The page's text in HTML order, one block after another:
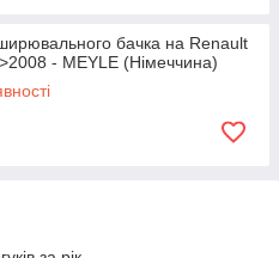
бачка на Renault
- MEYLE (Німеччина)